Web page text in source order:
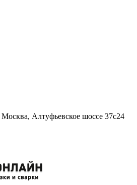
Москва, Алтуфьевское шоссе 37с24